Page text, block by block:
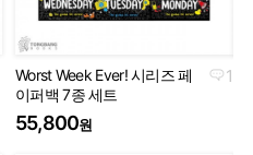
1
Worst Week Ever! 시리즈 페
이퍼백 7종 세트
55,800원